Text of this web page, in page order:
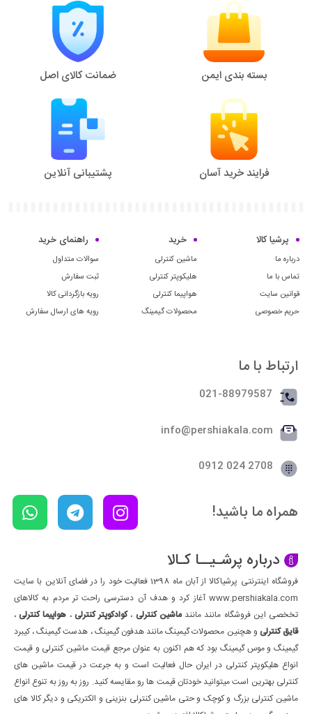
بسته بندی ایمن ضمانت کالای اصل
فرایند خرید آسان پشتیبانی آنلاین
پرشیا کالا
درباره ما
تماس با ما
قوانین سایت
حریم خصوصی
خرید
ماشین کنترلی
هلیکوپتر کنترلی
هواپیما کنترلی
محصولات گیمینگ
راهنمای خرید
سوالات متداول
ثبت سفارش
رویه بازگردانی کالا
رویه های ارسال سفارش
ارتباط با ما
021-88979587
info@pershiakala.com
2708 024 0912
همراه ما باشید!
درباره پرشـیــا کـالا
فروشگاه اینترنتی پرشیاکالا از آبان ماه 1398 فعالیت خود را در فضای آنلاین با سایت
www.pershiakala.com آغاز کرد و هدف آن دسترسی راحت تر مردم به کالاهای
تخخصی این فروشگاه مانند مانندماشین کنترلی ،کوادکوپتر کنترلی ، هواپیما کنترلی،
قایق کنترلی و هچنین محصولات گیمینگ مانند هدفون گیمینگ ، هدست گیمینگ ، کیبرد
گیمینگ و موس گیمینگ بود که هم اکنون به عنوان مرجع قیمت ماشین کنترلی و قیمت
انواع هلیکوپتر کنترلی در ایران حال فعالیت است و به جرعت در قیمت ماشین های
کنترلی بهترین است میتوانید خودتان قیمت ها رو مقایسه کنید. روز به روز به تنوع انواع
ماشین کنترلی بزرگ و کوچک و حتی ماشین کنترلی بنزینی و الکتریکی و دیگر کالا های